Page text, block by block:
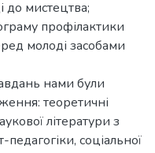
до мистецтва;
профілактики
молоді засобами
нами були
теоретичні
літератури з
педагогіки, соціальної